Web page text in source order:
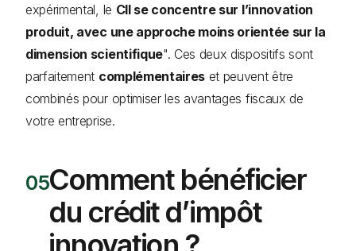
expérimental, le CII se concentre sur l’innovation
produit, avec une approche moins orientée sur la
dimension scientifique". Ces deux dispositifs sont
parfaitement complémentaires et peuvent être
combinés pour optimiser les avantages fiscaux de
votre entreprise.
Comment bénéficier
du crédit d’impôt